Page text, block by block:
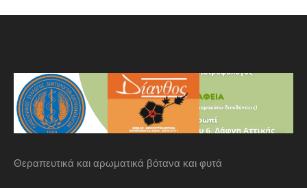
Θεραπευτικά και αρωματικά βότανα και φυτά